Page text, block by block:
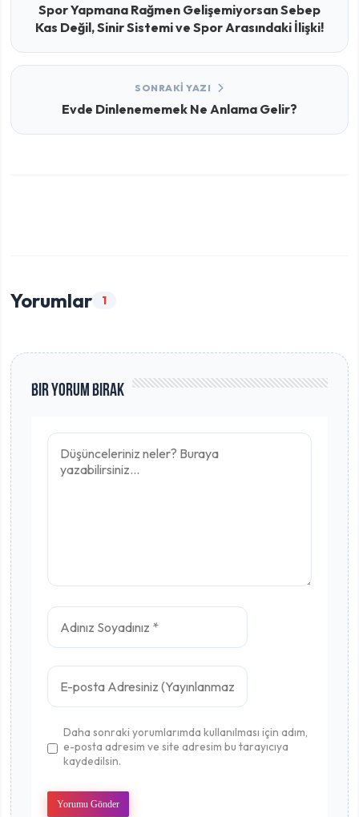
Spor Yapmana Rağmen Gelişemiyorsan Sebep
Kas Değil, Sinir Sistemi ve Spor Arasındaki İlişki!
SONRAKI YAZI
Evde Dinlenememek Ne Anlama Gelir?
Yorumlar 1
Bir Yorum Bırak
Daha sonraki yorumlarımda kullanılması için adım,
e-posta adresim ve site adresim bu tarayıcıya
kaydedilsin.